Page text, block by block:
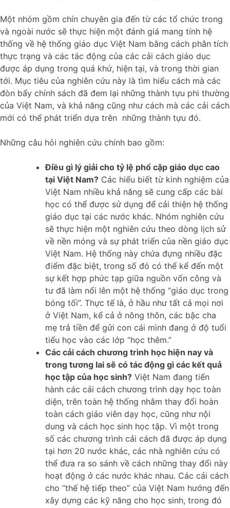
Một nhóm gồm chín chuyên gia đến từ các tổ chức trong
và ngoài nước sẽ thực hiện một đánh giá mang tính hệ
thống về hệ thống giáo dục Việt Nam bằng cách phân tích
thực trạng và các tác động của các cải cách giáo dục
được áp dụng trong quá khứ, hiện tại, và trong thời gian
tới. Mục tiêu của nghiên cứu này là tìm hiểu cách mà các
đòn bẩy chính sách đã đem lại những thành tựu phi thường
của Việt Nam, và khả năng cũng như cách mà các cải cách
mới có thể phát triển dựa trên những thành tựu đó.
Những câu hỏi nghiên cứu chính bao gồm:
Điều gì lý giải cho tỷ lệ phổ cập giáo dục cao
tại Việt Nam? Các hiểu biết từ kinh nghiệm của
Việt Nam nhiều khả năng sẽ cung cấp các bài
học có thể được sử dụng để cải thiện hệ thống
giáo dục tại các nước khác. Nhóm nghiên cứu
sẽ thực hiện một nghiên cứu theo dòng lịch sử
về nền móng và sự phát triển của nền giáo dục
Việt Nam. Hệ thống này chứa đựng nhiều đặc
điểm đặc biệt, trong số đó có thể kể đến một
sự kết hợp phức tạp giữa nguồn vốn công và
tư đã làm nổi lên một hệ thống “giáo dục trong
bóng tối”. Thực tế là, ở hầu như tất cả mọi nơi
ở Việt Nam, kể cả ở nông thôn, các bậc cha
mẹ trả tiền để gửi con cái mình đang ở độ tuổi
tiểu học vào các lớp “học thêm.”
Các cải cách chương trình học hiện nay và
trong tương lai sẽ có tác động gì các kết quả
học tập của học sinh? Việt Nam đang tiến
hành các cải cách chương trình dạy học toàn
diện, trên toàn hệ thống nhằm thay đổi hoàn
toàn cách giáo viên dạy học, cũng như nội
dung và cách học sinh học tập. Vì một trong
số các chương trình cải cách đã được áp dụng
tại hơn 20 nước khác, các nhà nghiên cứu có
thể đưa ra so sánh về cách những thay đổi này
hoạt động ở các nước khác nhau. Các cải cách
cho “thế hệ tiếp theo” của Việt Nam hướng đến
xây dựng các kỹ năng cho học sinh, trong đó